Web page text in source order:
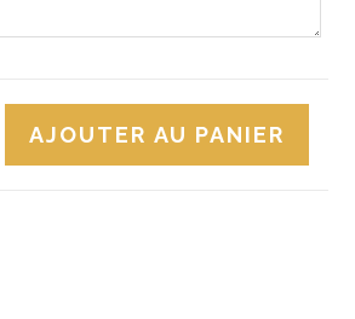
AJOUTER AU PANIER